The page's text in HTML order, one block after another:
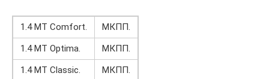
1.4 MT Comfort.
МКПП.
1.4 MT Optima.
МКПП.
1.4 MT Classic.
МКПП.